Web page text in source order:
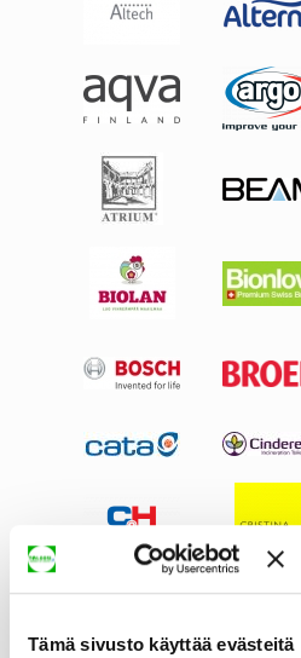
Tämä sivusto käyttää evästeitä